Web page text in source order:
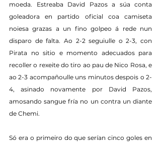
moeda. Estreaba David Pazos a súa conta
goleadora en partido oficial coa camiseta
noiesa grazas a un fino golpeo á rede nun
disparo de falta. Ao 2-2 seguiulle o 2-3, con
Pirata no sitio e momento adecuados para
recoller o rexeite do tiro ao pau de Nico Rosa, e
ao 2-3 acompañoulle uns minutos despois o 2-
4, asinado novamente por David Pazos,
amosando sangue fría no un contra un diante
de Chemi.
Só era o primeiro do que serían cinco goles en